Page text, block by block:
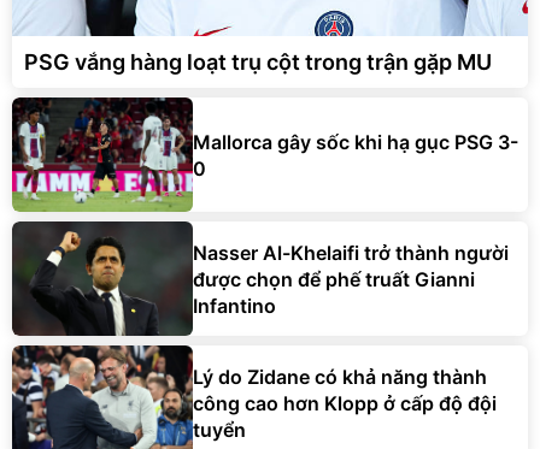
PSG vắng hàng loạt trụ cột trong trận gặp MU
Mallorca gây sốc khi hạ gục PSG 3-
0
Nasser Al-Khelaifi trở thành người
được chọn để phế truất Gianni
Infantino
Lý do Zidane có khả năng thành
công cao hơn Klopp ở cấp độ đội
tuyển